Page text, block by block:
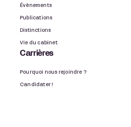
Évènements
Publications
Distinctions
Vie du cabinet
Carrières
Pourquoi nous rejoindre ?
Candidater !